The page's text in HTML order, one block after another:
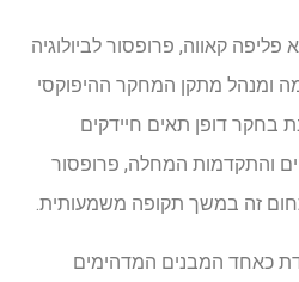
קאווה, פרופסור לביולוגיה
ומנהל מתקן המחקר ההיפוקסי
בחקר דופן תאים חיידקים
והתקדמות המחלה, פרופסור
זה במשך תקופה משמעותית.
כאחד המבנים המדהימים